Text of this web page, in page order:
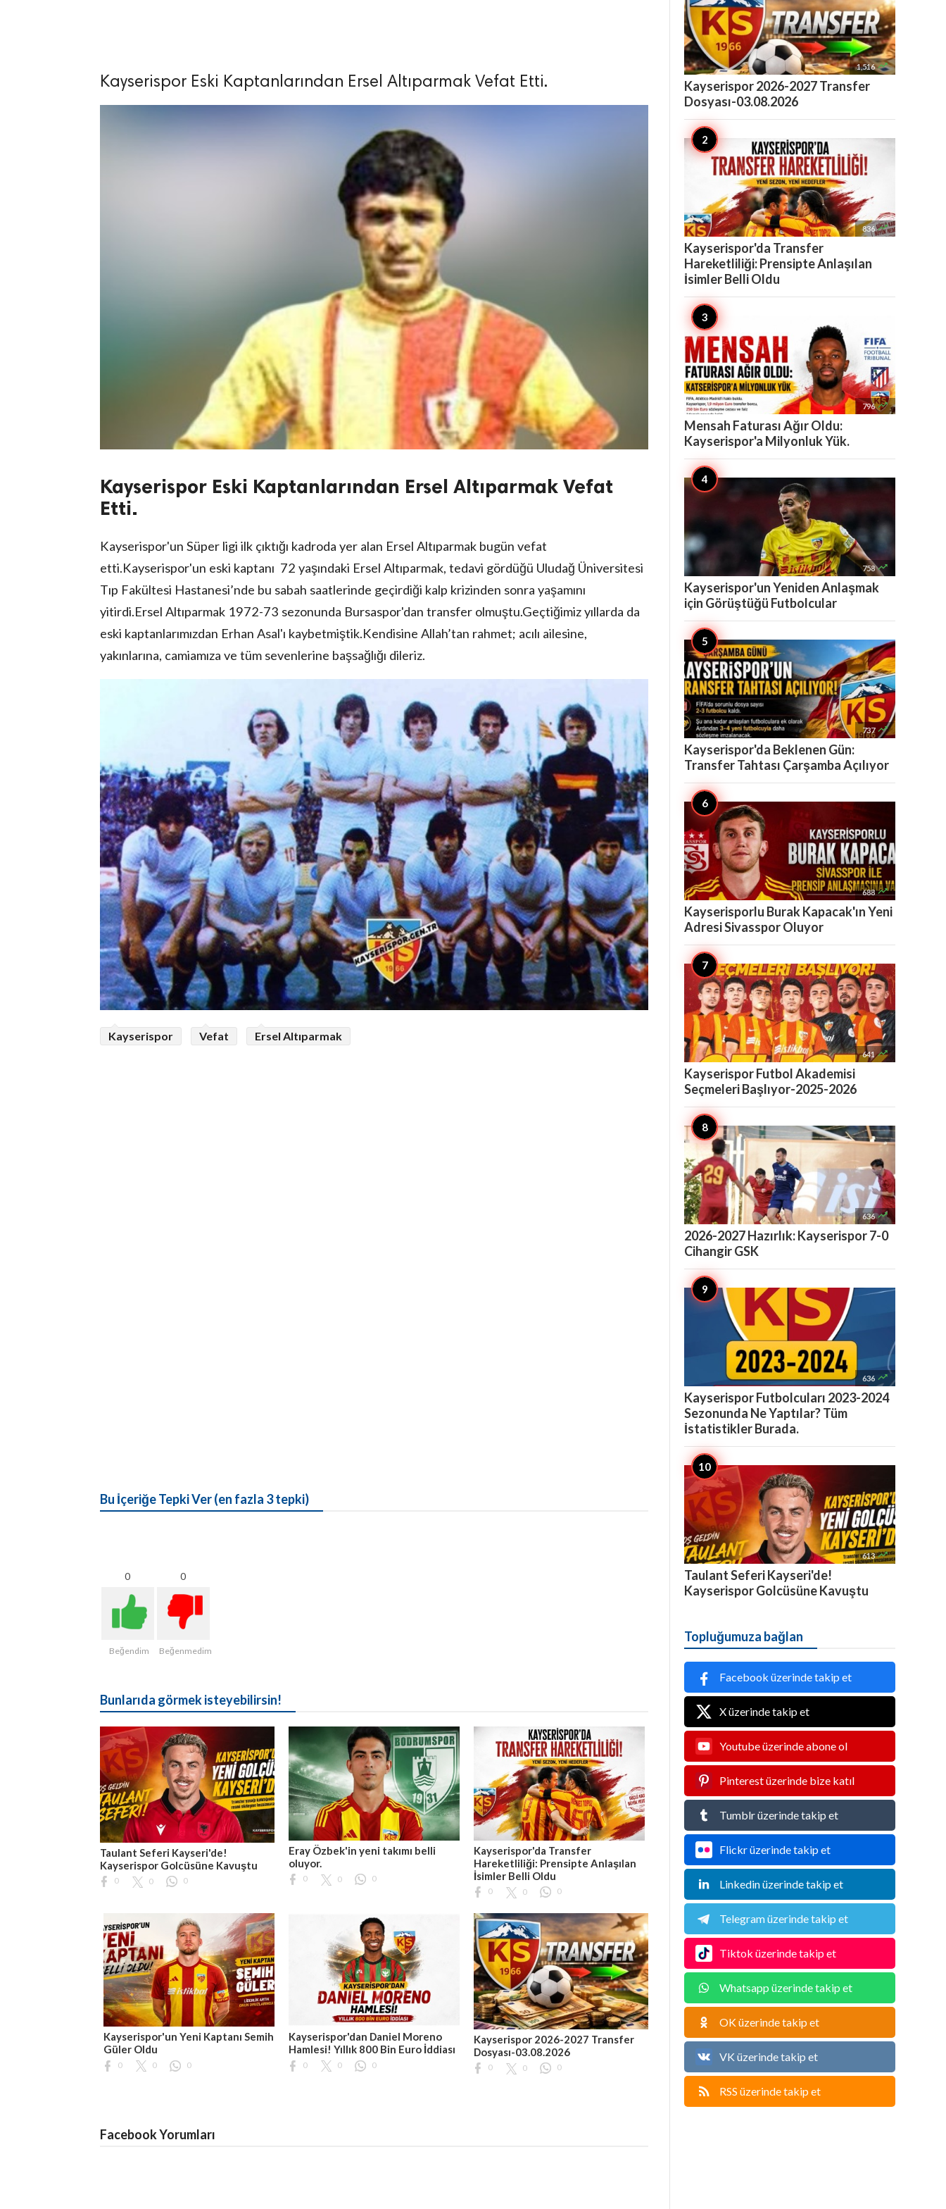
Kayserispor Eski Kaptanlarından Ersel Altıparmak Vefat Etti.
Kayserispor Eski Kaptanlarından Ersel Altıparmak Vefat
Etti.
Kayserispor'un Süper ligi ilk çıktığı kadroda yer alan Ersel Altıparmak bugün vefat
etti.Kayserispor'un eski kaptanı 72 yaşındaki Ersel Altıparmak, tedavi gördüğü Uludağ Üniversitesi
Tıp Fakültesi Hastanesi’nde bu sabah saatlerinde geçirdiği kalp krizinden sonra yaşamını
yitirdi.Ersel Altıparmak 1972-73 sezonunda Bursaspor'dan transfer olmuştu.Geçtiğimiz yıllarda da
eski kaptanlarımızdan Erhan Asal'ı kaybetmiştik.Kendisine Allah’tan rahmet; acılı ailesine,
yakınlarına, camiamıza ve tüm sevenlerine başsağlığı dileriz.
Kayserispor Vefat Ersel Altıparmak
Bu İçeriğe Tepki Ver (en fazla 3 tepki)
0
Beğendim
0
Beğenmedim
Bunlarıda görmek isteyebilirsin!
Taulant Seferi Kayseri'de!
Kayserispor Golcüsüne Kavuştu
0 0 0
Eray Özbek'in yeni takımı belli
oluyor.
0 0 0
Kayserispor'da Transfer
Hareketliliği: Prensipte Anlaşılan
İsimler Belli Oldu
0 0 0
Kayserispor'un Yeni Kaptanı Semih
Güler Oldu
0 0 0
Kayserispor'dan Daniel Moreno
Hamlesi! Yıllık 800 Bin Euro İddiası
0 0 0
Kayserispor 2026-2027 Transfer
Dosyası-03.08.2026
0 0 0
Facebook Yorumları
1,516 
Kayserispor 2026-2027 Transfer
Dosyası-03.08.2026
836 
Kayserispor'da Transfer
Hareketliliği: Prensipte Anlaşılan
İsimler Belli Oldu
796 
Mensah Faturası Ağır Oldu:
Kayserispor'a Milyonluk Yük.
758 
Kayserispor'un Yeniden Anlaşmak
için Görüştüğü Futbolcular
737 
Kayserispor'da Beklenen Gün:
Transfer Tahtası Çarşamba Açılıyor
688 
Kayserisporlu Burak Kapacak'ın Yeni
Adresi Sivasspor Oluyor
641 
Kayserispor Futbol Akademisi
Seçmeleri Başlıyor-2025-2026
636 
2026-2027 Hazırlık: Kayserispor 7-0
Cihangir GSK
636 
Kayserispor Futbolcuları 2023-2024
Sezonunda Ne Yaptılar? Tüm
İstatistikler Burada.
613 
Taulant Seferi Kayseri'de!
Kayserispor Golcüsüne Kavuştu
Topluğumuza bağlan
Facebook üzerinde takip et
X üzerinde takip et
Youtube üzerinde abone ol
Pinterest üzerinde bize katıl
Tumblr üzerinde takip et
Flickr üzerinde takip et
Linkedin üzerinde takip et
Telegram üzerinde takip et
Tiktok üzerinde takip et
Whatsapp üzerinde takip et
OK üzerinde takip et
VK üzerinde takip et
RSS üzerinde takip et